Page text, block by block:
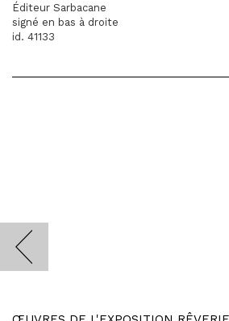
Éditeur Sarbacane
signé en bas à droite
id. 41133